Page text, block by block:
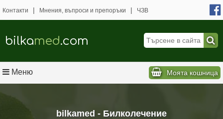
bilkamed - Билколечение
Контакти | Мнения, въпроси и препоръки | ЧЗВ
bilkamed.com
Меню Моята кошница